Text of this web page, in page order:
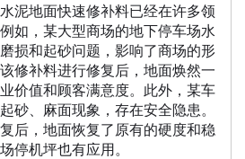
泥地面快速修补料已经在许多领
如，某大型商场的地下停车场水
损和起砂问题，影响了商场的形
修补料进行修复后，地面焕然一
价值和顾客满意度。此外，某车
砂、麻面现象，存在安全隐患。
后，地面恢复了原有的硬度和稳
停机坪也有应用。